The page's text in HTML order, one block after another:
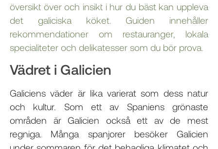
översikt över och insikt i hur du bäst kan uppleva
det galiciska köket. Guiden innehåller
rekommendationer om restauranger, lokala
specialiteter och delikatesser som du bör prova.
Vädret i Galicien
Galiciens väder är lika varierat som dess natur
och kultur. Som ett av Spaniens grönaste
områden är Galicien också ett av de mest
regniga. Många spanjorer besöker Galicien